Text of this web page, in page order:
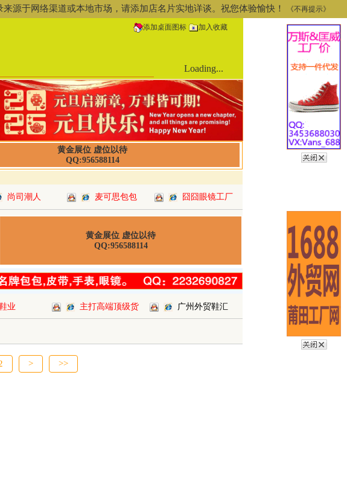
源于网络渠道或本地市场，请添加店名片实地详谈。祝您体验愉快！ 《不再提示》
添加桌面图标 加入收藏
Loading...
黄金展位 虚位以待
QQ:956588114
尚司潮人 麦可思包包 囧囧眼镜工厂
黄金展位 虚位以待
QQ:956588114
业 主打高端顶级货 广州外贸鞋汇
> >>